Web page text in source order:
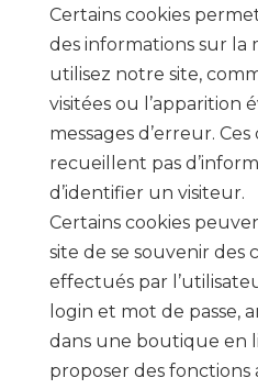
Certains cookies
des informations sur la
utilisez notre site,
visitées ou l’apparition
messages d’erreur. Ces
recueillent pas
d’identifier un visiteur.
Certains cookies
site de se souvenir des
effectués par
login et mot de passe,
dans une boutique en
proposer des fonctions